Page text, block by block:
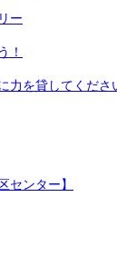
ー
！
力を貸してくださ
センター】